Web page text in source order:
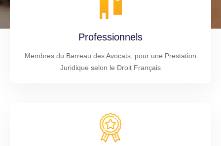
Professionnels
Membres du Barreau des Avocats, pour une Prestation
Juridique selon le Droit Français